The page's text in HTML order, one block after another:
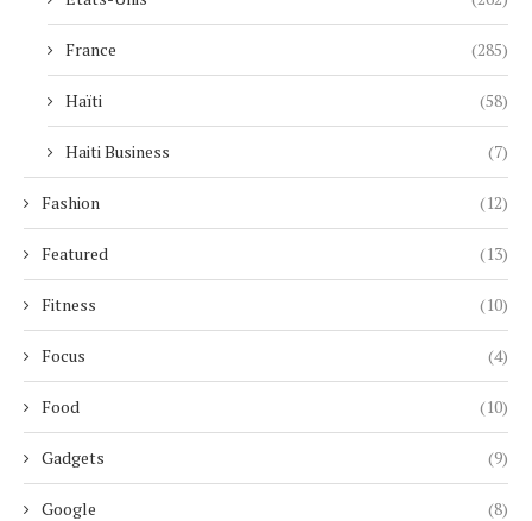
France (285)
Haïti (58)
Haiti Business (7)
Fashion (12)
Featured (13)
Fitness (10)
Focus (4)
Food (10)
Gadgets (9)
Google (8)